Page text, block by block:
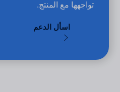
تواجهها مع المنتج.
اسأل الدعم